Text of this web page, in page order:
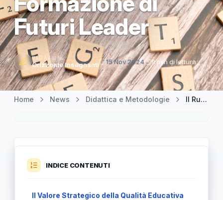
Futuri Leader
REDAZIONE
Orizzonte Insegnanti 15 Nov 2024 9 min di lettura
Home News Didattica e Metodologie Il Ruolo Cruciale della Qualità Educativa nella Formazione di Futuri Leader
INDICE CONTENUTI
Il Valore Strategico della Qualità Educativa